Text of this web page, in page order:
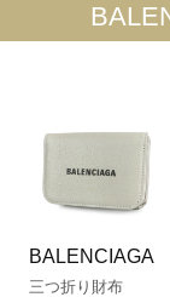
BALENCIAGA
三つ折り財布